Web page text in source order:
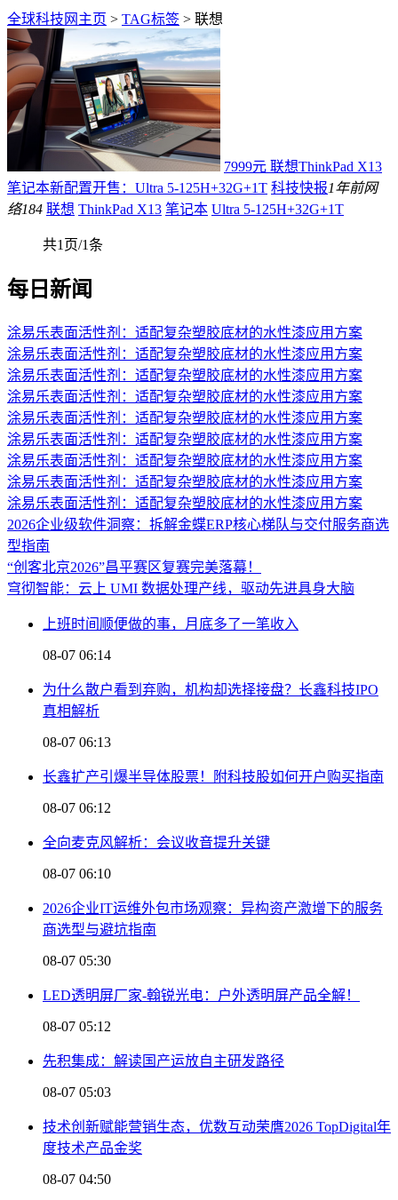
全球科技网主页 > TAG标签 > 联想
7999元 联想ThinkPad X13
笔记本新配置开售：Ultra 5-125H+32G+1T 科技快报1年前网
络184 联想 ThinkPad X13 笔记本 Ultra 5-125H+32G+1T
共1页/1条
每日新闻
涂易乐表面活性剂：适配复杂塑胶底材的水性漆应用方案
涂易乐表面活性剂：适配复杂塑胶底材的水性漆应用方案
涂易乐表面活性剂：适配复杂塑胶底材的水性漆应用方案
涂易乐表面活性剂：适配复杂塑胶底材的水性漆应用方案
涂易乐表面活性剂：适配复杂塑胶底材的水性漆应用方案
涂易乐表面活性剂：适配复杂塑胶底材的水性漆应用方案
涂易乐表面活性剂：适配复杂塑胶底材的水性漆应用方案
涂易乐表面活性剂：适配复杂塑胶底材的水性漆应用方案
涂易乐表面活性剂：适配复杂塑胶底材的水性漆应用方案
2026企业级软件洞察：拆解金蝶ERP核心梯队与交付服务商选
型指南
“创客北京2026”昌平赛区复赛完美落幕！
穹彻智能：云上 UMI 数据处理产线，驱动先进具身大脑
上班时间顺便做的事，月底多了一笔收入
08-07 06:14
为什么散户看到弃购，机构却选择接盘？长鑫科技IPO
真相解析
08-07 06:13
长鑫扩产引爆半导体股票！附科技股如何开户购买指南
08-07 06:12
全向麦克风解析：会议收音提升关键
08-07 06:10
2026企业IT运维外包市场观察：异构资产激增下的服务
商选型与避坑指南
08-07 05:30
LED透明屏厂家-翰锐光电：户外透明屏产品全解！
08-07 05:12
先积集成：解读国产运放自主研发路径
08-07 05:03
技术创新赋能营销生态，优数互动荣膺2026 TopDigital年
度技术产品金奖
08-07 04:50